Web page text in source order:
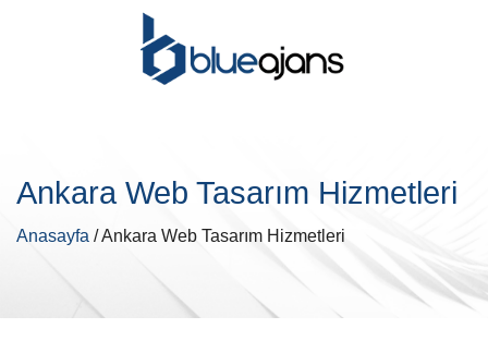
Ankara Web Tasarım Hizmetleri
Anasayfa / Ankara Web Tasarım Hizmetleri